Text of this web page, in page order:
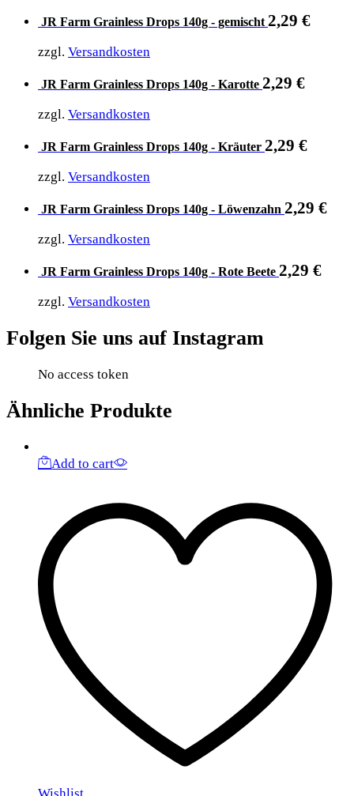
JR Farm Grainless Drops 140g - gemischt 2,29 €
zzgl. Versandkosten
JR Farm Grainless Drops 140g - Karotte 2,29 €
zzgl. Versandkosten
JR Farm Grainless Drops 140g - Kräuter 2,29 €
zzgl. Versandkosten
JR Farm Grainless Drops 140g - Löwenzahn 2,29 €
zzgl. Versandkosten
JR Farm Grainless Drops 140g - Rote Beete 2,29 €
zzgl. Versandkosten
Folgen Sie uns auf Instagram
No access token
Ähnliche Produkte
Add to cart